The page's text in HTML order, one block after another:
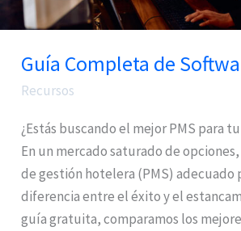
Guía Completa de
Recursos
¿Estás buscando el mejor PMS para
En un mercado saturado de
de gestión hotelera (PMS) adecuado
diferencia entre el éxito y el
guía gratuita, comparamos los